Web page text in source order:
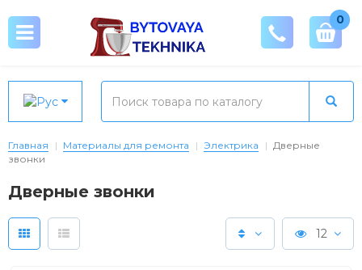
0
Главная Материалы для ремонта Электрика
Дверные
звонки
Дверные звонки
12